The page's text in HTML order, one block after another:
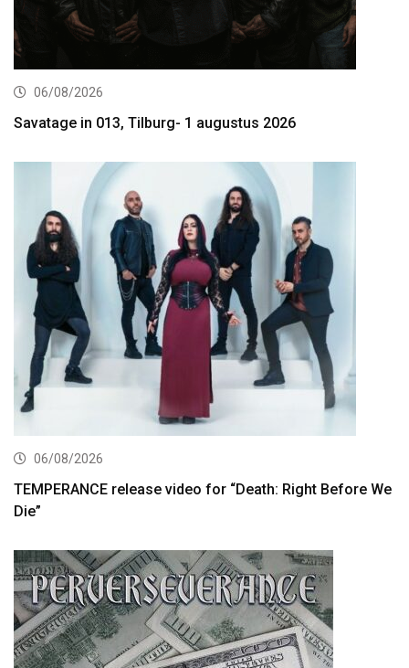
06/08/2026
Savatage in 013, Tilburg- 1 augustus 2026
06/08/2026
TEMPERANCE release video for “Death: Right Before We
Die”